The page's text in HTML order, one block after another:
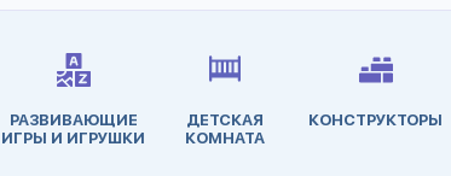
РАЗВИВАЮЩИЕ
ИГРЫ И ИГРУШКИ
ДЕТСКАЯ
КОМНАТА
КОНСТРУКТОРЫ